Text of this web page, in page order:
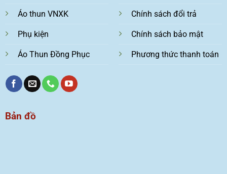
Áo thun VNXK
Phụ kiện
Áo Thun Đồng Phục
Chính sách đổi trả
Chính sách bảo mật
Phương thức thanh toán
Bản đồ